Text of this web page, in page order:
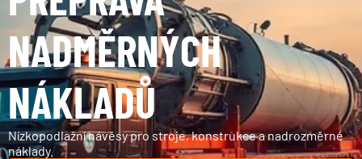
NADMĚRNÝCH
NÁKLADŮ
Nízkopodlažní návěsy pro stroje, konstrukce a nadrozměrné
náklady.